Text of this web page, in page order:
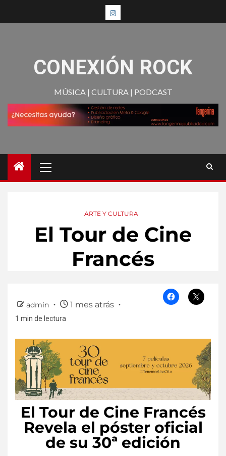
CONEXIÓN ROCK
MÚSICA | CULTURA | PODCAST
ARTE Y CULTURA
El Tour de Cine
Francés
admin 1 mes atrás
1 min de lectura
El Tour de Cine Francés
Revela el póster oficial
de su 30ª edición